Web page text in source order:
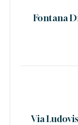
Fontana
Via